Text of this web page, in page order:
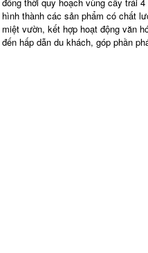
hình thành các sản phẩm có chất
miệt vườn, kết hợp hoạt động văn
đến hấp dẫn du khách, góp phần